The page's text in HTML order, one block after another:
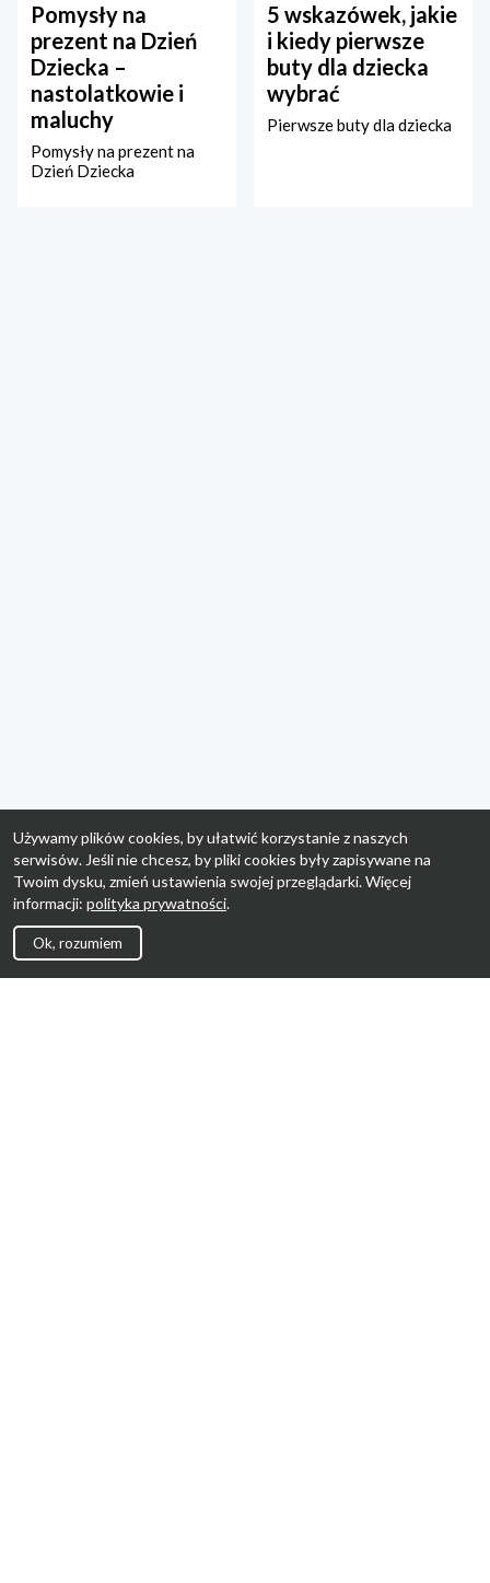
Pomysły na
prezent na Dzień
Dziecka –
nastolatkowie i
maluchy
Pomysły na prezent na
Dzień Dziecka
5 wskazówek, jakie
i kiedy pierwsze
buty dla dziecka
wybrać
Pierwsze buty dla dziecka
Używamy plików cookies, by ułatwić korzystanie z naszych
serwisów. Jeśli nie chcesz, by pliki cookies były zapisywane na
Twoim dysku, zmień ustawienia swojej przeglądarki. Więcej
informacji: polityka prywatności.
Ok, rozumiem